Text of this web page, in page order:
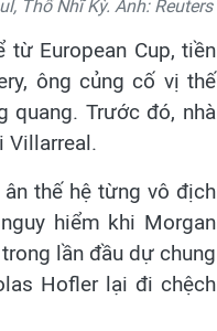
Thổ Nhĩ Kỳ. Ảnh: Reuters
European Cup, tiền
ông củng cố vị thế
quang. Trước đó, nhà
Villarreal.
thế hệ từng vô địch
hiểm khi Morgan
lần đầu dự chung
Hofler lại đi chệch